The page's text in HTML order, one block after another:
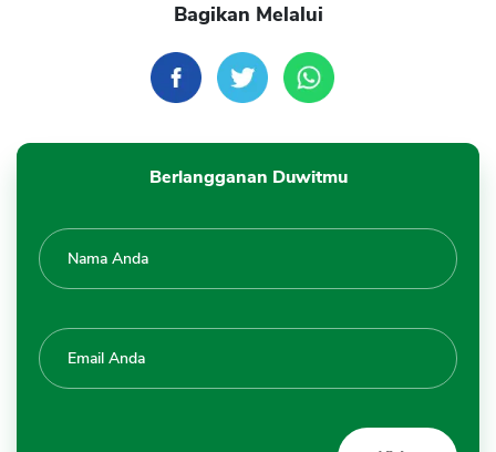
Bagikan Melalui
Berlangganan Duwitmu